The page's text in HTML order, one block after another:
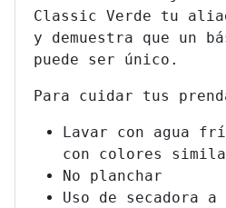
Classic Verde tu
y demuestra que un
puede ser único.
Para cuidar tus
Lavar con agua
con colores
No planchar
Uso de secadora